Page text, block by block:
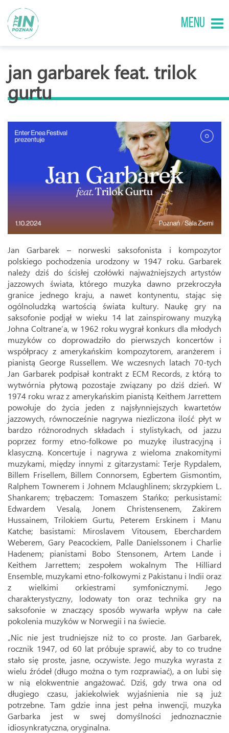
MENU
jan garbarek feat. trilok
gurtu
Jan Garbarek – norweski saksofonista i kompozytor
polskiego pochodzenia urodzony w 1947 roku. Garbarek
należy dziś do ścisłej czołówki najważniejszych artystów
jazzowych świata, którego muzyka dawno przekroczyła
granice jednego kraju, a nawet kontynentu, stając się
ogólnoludzką wartością świata kultury. Naukę gry na
saksofonie podjął w wieku 14 lat zainspirowany muzyką
Johna Coltrane’a, w 1962 roku wygrał konkurs dla młodych
muzyków co doprowadziło do pierwszych koncertów i
współpracy z amerykańskim kompozytorem, aranżerem i
pianistą George Russellem. We wczesnych latach 70-tych
Jan Garbarek podpisał kontrakt z ECM Records, z którą to
wytwórnia płytową pozostaje związany po dziś dzień. W
1974 roku wraz z amerykańskim pianistą Keithem Jarrettem
powołuje do życia jeden z najsłynniejszych kwartetów
jazzowych, równocześnie nagrywa niezliczona ilość płyt w
bardzo różnorodnych składach i stylistykach, od jazzu
poprzez formy etno-folkowe po muzykę ilustracyjną i
klasyczną. Koncertuje i nagrywa z wieloma znakomitymi
muzykami, między innymi z gitarzystami: Terje Rypdalem,
Billem Frisellem, Billem Connorsem, Egbertem Gismontim,
Ralphem Townerem i Johnem Mclaughlinem; skrzypkiem L.
Shankarem; trębaczem: Tomaszem Stańko; perkusistami:
Edwardem Vesalą, Jonem Christensenem, Zakirem
Hussainem, Trilokiem Gurtu, Peterem Erskinem i Manu
Katche; basistami: Miroslavem Vitousem, Eberchardem
Weberem, Gary Peacockiem, Palle Danielssonem i Charlie
Hadenem; pianistami Bobo Stensonem, Artem Lande i
Keithem Jarrettem; zespołem wokalnym The Hilliard
Ensemble, muzykami etno-folkowymi z Pakistanu i Indii oraz
z wielkimi orkiestrami symfonicznymi. Jego
charakterystyczny, lodowaty ton oraz technika gry na
saksofonie w znaczący sposób wywarła wpływ na całe
pokolenia muzyków w Norwegii i na świecie.
„Nic nie jest trudniejsze niż to co proste. Jan Garbarek,
rocznik 1947, od 60 lat próbuje sprawić, aby to co trudne
stało się proste, jasne, oczywiste. Jego muzyka wyrasta z
wielu źródeł (długo można o tym rozprawiać), a on lubi się
w nią elokwentnie angażować. Dziś, gdy trwa ona od
długiego czasu, jakiekolwiek wyjaśnienia nie są już
potrzebne. Tam gdzie inna jest pełna inwencji, muzyka
Garbarka jest w swej domyślności jednoznacznie
idiosynkratyczna, oryginalna.